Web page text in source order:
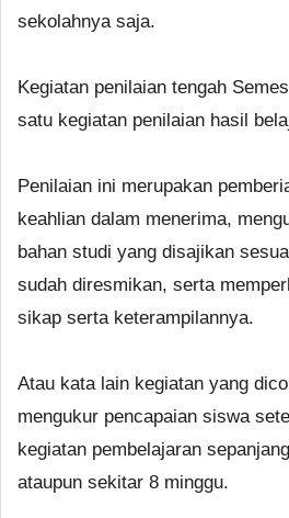
sekolahnya saja.
Kegiatan penilaian tengah
satu kegiatan penilaian hasil
Penilaian ini merupakan
keahlian dalam menerima,
bahan studi yang disajikan
sudah diresmikan, serta
sikap serta keterampilannya.
Atau kata lain kegiatan yang
mengukur pencapaian siswa
kegiatan pembelajaran
ataupun sekitar 8 minggu.